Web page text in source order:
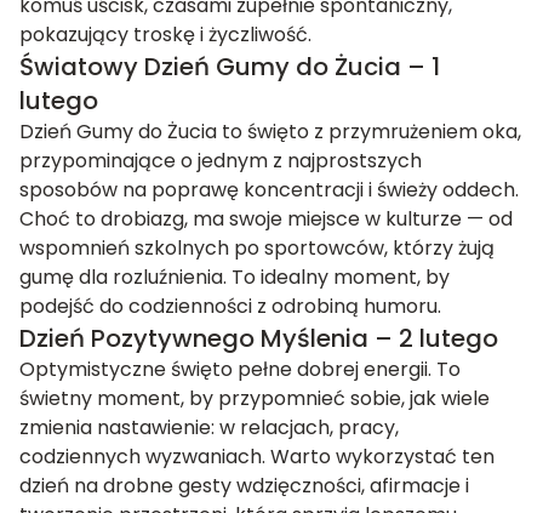
komuś uścisk, czasami zupełnie spontaniczny,
pokazujący troskę i życzliwość.
Światowy Dzień Gumy do Żucia – 1
lutego
Dzień Gumy do Żucia to święto z przymrużeniem oka,
przypominające o jednym z najprostszych
sposobów na poprawę koncentracji i świeży oddech.
Choć to drobiazg, ma swoje miejsce w kulturze — od
wspomnień szkolnych po sportowców, którzy żują
gumę dla rozluźnienia. To idealny moment, by
podejść do codzienności z odrobiną humoru.
Dzień Pozytywnego Myślenia – 2 lutego
Optymistyczne święto pełne dobrej energii. To
świetny moment, by przypomnieć sobie, jak wiele
zmienia nastawienie: w relacjach, pracy,
codziennych wyzwaniach. Warto wykorzystać ten
dzień na drobne gesty wdzięczności, afirmacje i